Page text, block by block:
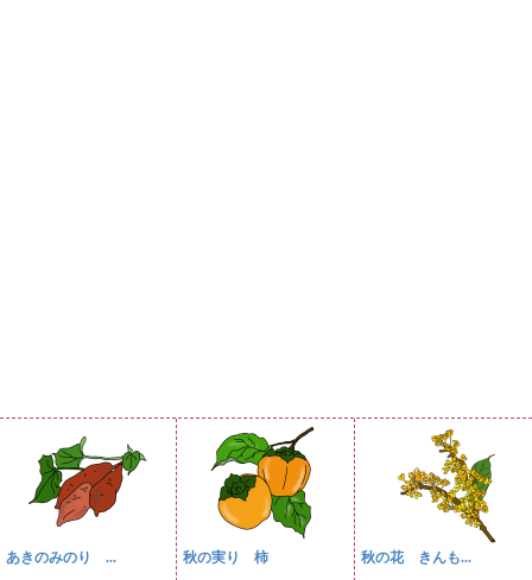
あきのみのり ... 秋の実り 柿 秋の花 きんも...